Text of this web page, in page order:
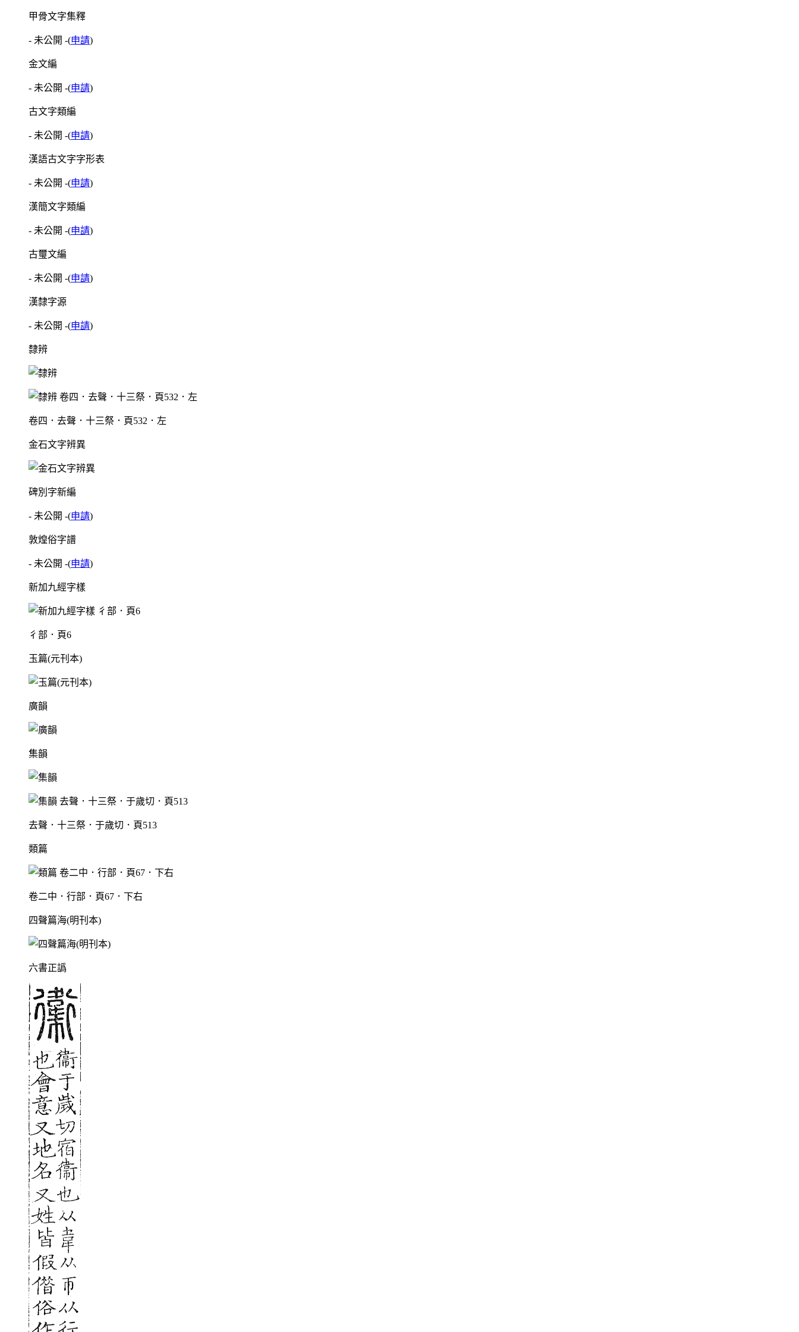
甲骨文字集釋
- 未公開 -(申請)
金文編
- 未公開 -(申請)
古文字類編
- 未公開 -(申請)
漢語古文字字形表
- 未公開 -(申請)
漢簡文字類編
- 未公開 -(申請)
古璽文編
- 未公開 -(申請)
漢隸字源
- 未公開 -(申請)
隸辨
卷四．去聲．十三祭．頁532．左
金石文字辨異
碑別字新編
- 未公開 -(申請)
敦煌俗字譜
- 未公開 -(申請)
新加九經字樣
彳部．頁6
玉篇(元刊本)
廣韻
集韻
去聲．十三祭．于歲切．頁513
類篇
卷二中．行部．頁67．下右
四聲篇海(明刊本)
六書正譌